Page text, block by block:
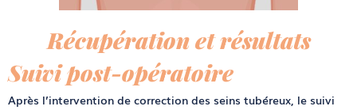
Récupération et résultats
Suivi post-opératoire
Après l’intervention de correction des seins tubéreux, le suivi